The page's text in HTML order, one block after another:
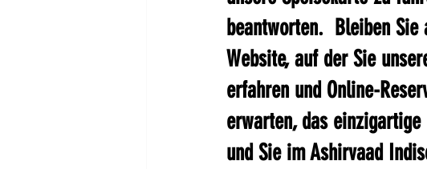
beantworten.  Bleiben
Website, auf der Sie
erfahren und Online-
erwarten, das
und Sie im Ashirvaad